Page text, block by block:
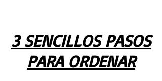
3 SENCILLOS PASOS
PARA ORDENAR